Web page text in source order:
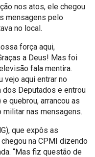
nos atos, ele chegou
mensagens pelo
no local.
força aqui,
a Deus! Mas foi
fala mentira.
vejo aqui entrar no
dos Deputados e entrou
quebrou, arrancou as
nas mensagens.
que expôs as
na CPMI dizendo
“Mas fiz questão de